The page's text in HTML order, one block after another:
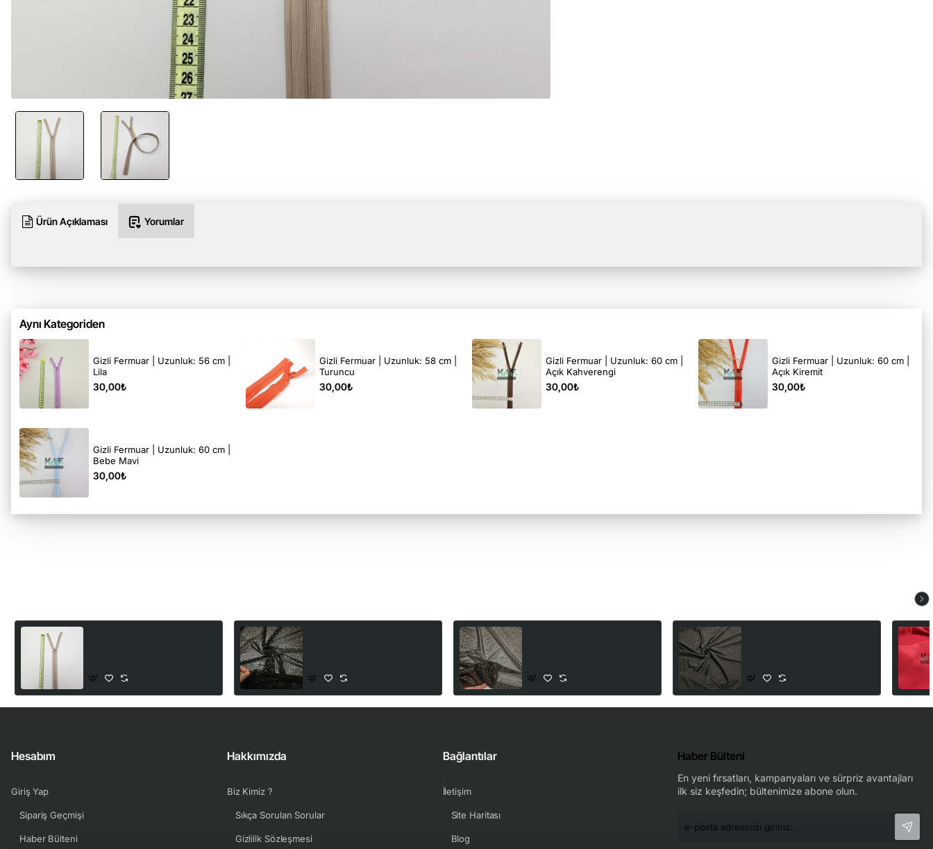
Ürün Açıklaması Yorumlar
Aynı Kategoriden
Gizli Fermuar | Uzunluk: 56 cm |
Lila
30,00₺
Gizli Fermuar | Uzunluk: 58 cm |
Turuncu
30,00₺
Gizli Fermuar | Uzunluk: 60 cm |
Açık Kahverengi
30,00₺
Gizli Fermuar | Uzunluk: 60 cm |
Açık Kiremit
30,00₺
Gizli Fermuar | Uzunluk: 60 cm |
Bebe Mavi
30,00₺
Hesabım
Giriş Yap
Sipariş Geçmişi
Haber Bülteni
Hakkımızda
Biz Kimiz ?
Sıkça Sorulan Sorular
Gizlilik Sözleşmesi
Bağlantılar
İletişim
Site Haritası
Blog
Haber Bülteni
En yeni fırsatları, kampanyaları ve sürpriz avantajları
ilk siz keşfedin; bültenimize abone olun.
posta